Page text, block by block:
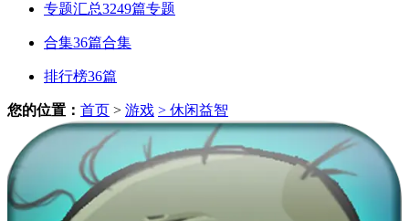
专题汇总3249篇专题
合集36篇合集
排行榜36篇
您的位置： 首页 > 游戏 > 休闲益智